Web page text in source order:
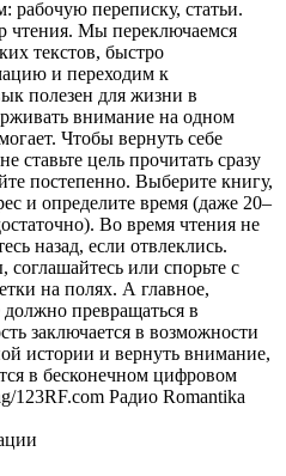
рабочую переписку, статьи.
чтения. Мы переключаемся
текстов, быстро
и переходим к
полезен для жизни в
внимание на одном
Чтобы вернуть себе
ставьте цель прочитать сразу
постепенно. Выберите книгу,
и определите время (даже 20–
Во время чтения не
назад, если отвлеклись.
соглашайтесь или спорьте с
на полях. А главное,
превращаться в
заключается в возможности
истории и вернуть внимание,
в бесконечном цифровом
123RF.com Радио Romantika